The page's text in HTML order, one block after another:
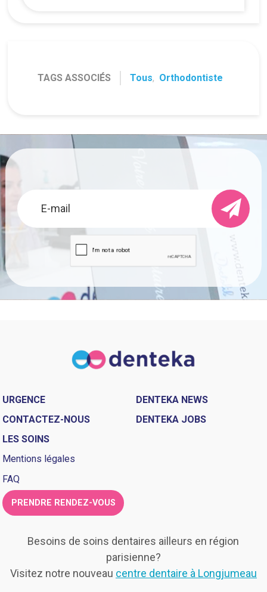
TAGS ASSOCIÉS Tous, Orthodontiste
URGENCE
CONTACTEZ-NOUS
LES SOINS
DENTEKA NEWS
DENTEKA JOBS
Mentions légales
FAQ
PRENDRE RENDEZ-VOUS
Besoins de soins dentaires ailleurs en région
parisienne?
Visitez notre nouveau centre dentaire à Longjumeau